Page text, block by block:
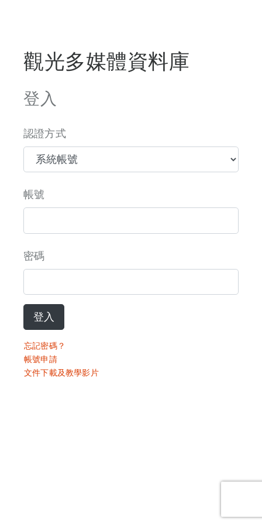
觀光多媒體資料庫
登入
認證方式
帳號
密碼
登入
忘記密碼？
帳號申請
文件下載及教學影片